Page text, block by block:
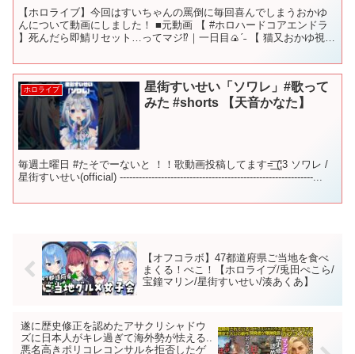
【ホロライブ】今回はすいちゃんの罵倒に毎回喜んでしまうおかゆ
んについて動画にしました！ ■元動画 【 #ホロハードコアエンドラ
】死んだら即鯖リセット…ってマジ⁉｜一日目🍙ˊ˗ 【 猫又おかゆ視
ホロライブ
星街すいせい「ソワレ」#歌って
みた #shorts 【天音かなた】
毎週土曜日 #たそでーないと ！！歌動画投稿してます=͟͟͞͞ (¦3 ソワレ /
星街すいせい(official) -------------------------------------------------------------...
【オフコラボ】47都道府県ご当地を食べ
まくる！ぺこ！【ホロライブ/兎田ぺこら/
宝鐘マリン/星街すいせい/湊あくあ】
遂に歴史修正を認めたアサクリシャドウ
ズに日本人がキレ過ぎて海外勢が怯える..
悪名高きポリコレコンサルを拒否したゲ